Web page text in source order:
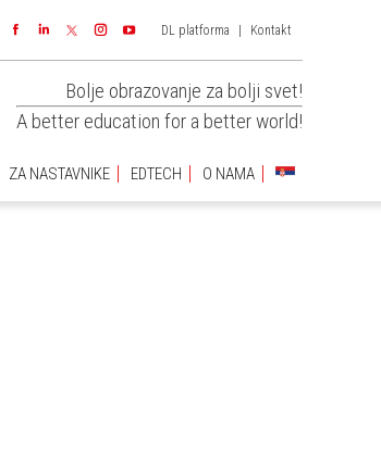
FacebookLinkedin Instagram
DL platforma Kontakt
Bolje obrazovanje za bolji svet!
A better education for a better world!
ZA NASTAVNIKE EDTECH O NAMA
ZA NASTAVNIKE EDTECH O NAMA